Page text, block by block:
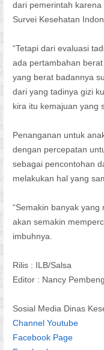
dari pemerintah
Survei Kesehatan
“Tetapi dari evaluasi
ada pertambahan
yang berat badannya
dari yang tadinya gizi
kira itu kemajuan yang
Penanganan untuk
dengan percepatan
sebagai pencontohan
melakukan hal yang
“Semakin banyak yang
akan semakin
imbuhnya.
Rilis : ILB/Salsa
Editor : Nancy
Sosial Media Dinas
Channel Youtube
Facebook Page